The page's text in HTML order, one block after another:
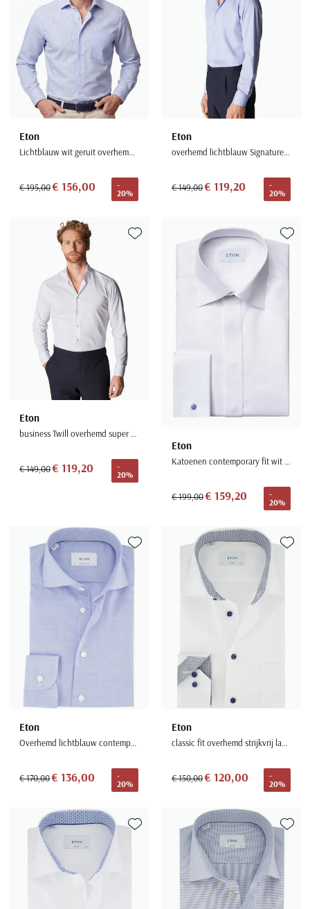
Eton
Lichtblauw wit geruit overhemd Classic Fit borstzak
€ 195,00€ 156,00
-
20%
Eton
overhemd lichtblauw Signature Twill slim fit
€ 149,00€ 119,20
-
20%
Eton
business Twill overhemd super slim fit wit effen
€ 149,00€ 119,20
-
20%
Toevoegen aan favorieten
Eton
Katoenen contemporary fit wit overhemd smoking
€ 199,00€ 159,20
-
20%
Eton
Overhemd lichtblauw contemporary strijkvrij wide collar
€ 170,00€ 136,00
-
20%
Toevoegen aan favorieten
Eton
classic fit overhemd strijkvrij lange mouw wit
€ 150,00€ 120,00
-
20%
Toevoegen aan favorieten